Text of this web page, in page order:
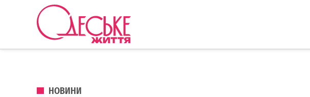
Перейти до вмісту
ОПУБЛІКОВАНО В
НОВИНИ